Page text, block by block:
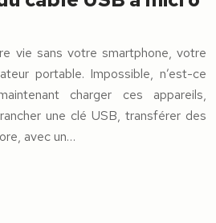
vie sans votre smartphone, votre
portable. Impossible, n’est-ce
charger ces appareils,
une clé USB, transférer des
avec un…